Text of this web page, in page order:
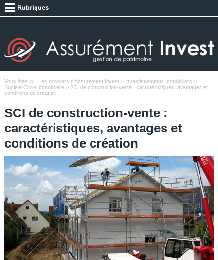
Vous êtes ici : Les dossiers d'Assurément Invest> Investissements Immobiliers >
Société Civile Immobilière> SCI de construction-vente : caractéristiques, avantages et
conditions de création
SCI de construction-vente :
caractéristiques, avantages et
conditions de création